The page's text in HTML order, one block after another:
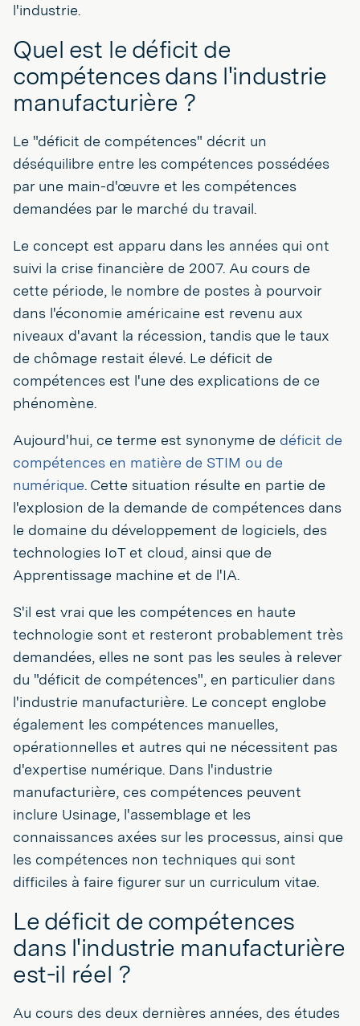
l'industrie.
Quel est le déficit de
compétences dans l'industrie
manufacturière ?
Le "déficit de compétences" décrit un
déséquilibre entre les compétences possédées
par une main-d'œuvre et les compétences
demandées par le marché du travail.
Le concept est apparu dans les années qui ont
suivi la crise financière de 2007. Au cours de
cette période, le nombre de postes à pourvoir
dans l'économie américaine est revenu aux
niveaux d'avant la récession, tandis que le taux
de chômage restait élevé. Le déficit de
compétences est l'une des explications de ce
phénomène.
Aujourd'hui, ce terme est synonyme de déficit de
compétences en matière de STIM ou de
numérique. Cette situation résulte en partie de
l'explosion de la demande de compétences dans
le domaine du développement de logiciels, des
technologies IoT et cloud, ainsi que de
Apprentissage machine et de l'IA.
S'il est vrai que les compétences en haute
technologie sont et resteront probablement très
demandées, elles ne sont pas les seules à relever
du "déficit de compétences", en particulier dans
l'industrie manufacturière. Le concept englobe
également les compétences manuelles,
opérationnelles et autres qui ne nécessitent pas
d'expertise numérique. Dans l'industrie
manufacturière, ces compétences peuvent
inclure Usinage, l'assemblage et les
connaissances axées sur les processus, ainsi que
les compétences non techniques qui sont
difficiles à faire figurer sur un curriculum vitae.
Le déficit de compétences
dans l'industrie manufacturière
est-il réel ?
Au cours des deux dernières années, des études